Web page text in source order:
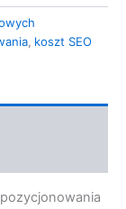
, koszt SEO